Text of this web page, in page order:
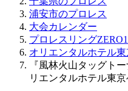
浦安市のプロレス
大会カレンダー
プロレスリングZERO1
オリエンタルホテル東
『風林火山タッグト
リエンタルホテル東京